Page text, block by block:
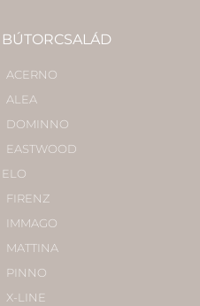
BÚTORCSALÁD
ACERNO
ALEA
DOMINNO
EASTWOOD
ELO
FIRENZ
IMMAGO
MATTINA
PINNO
X-LINE